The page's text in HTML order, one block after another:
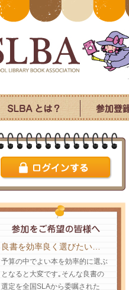
良書を効率良く選びたい…
予算の中でよい本を効率的に選ぶ
となると大変です｡そんな良書の
選定を全国SLAから委嘱された